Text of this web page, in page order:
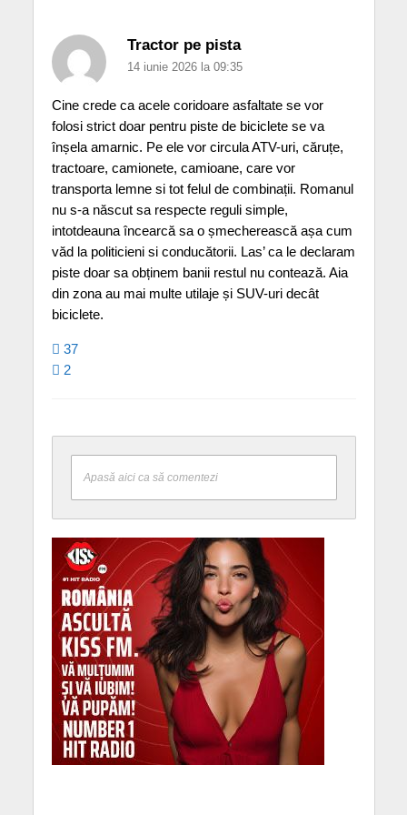
Tractor pe pista
14 iunie 2026 la 09:35
Cine crede ca acele coridoare asfaltate se vor
folosi strict doar pentru piste de biciclete se va
înșela amarnic. Pe ele vor circula ATV-uri, căruțe,
tractoare, camionete, camioane, care vor
transporta lemne si tot felul de combinații. Romanul
nu s-a născut sa respecte reguli simple,
intotdeauna încearcă sa o șmecherească așa cum
văd la politicieni si conducătorii. Las’ ca le declaram
piste doar sa obținem banii restul nu contează. Aia
din zona au mai multe utilaje și SUV-uri decât
biciclete.
37
2
Apasă aici ca să comentezi